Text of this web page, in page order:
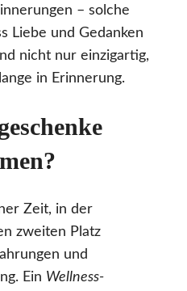
– solche
Liebe und Gedanken
nicht nur einzigartig,
in Erinnerung.
Zeit, in der
zweiten Platz
und
Ein Wellness-